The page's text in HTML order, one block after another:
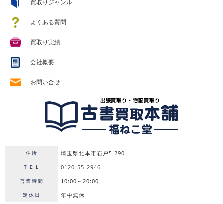
買取りジャンル
よくある質問
買取り実績
会社概要
お問い合せ
住所 埼玉県北本市石戸5-290
ＴＥＬ 0120-55-2946
営業時間 10:00～20:00
定休日
年中無休